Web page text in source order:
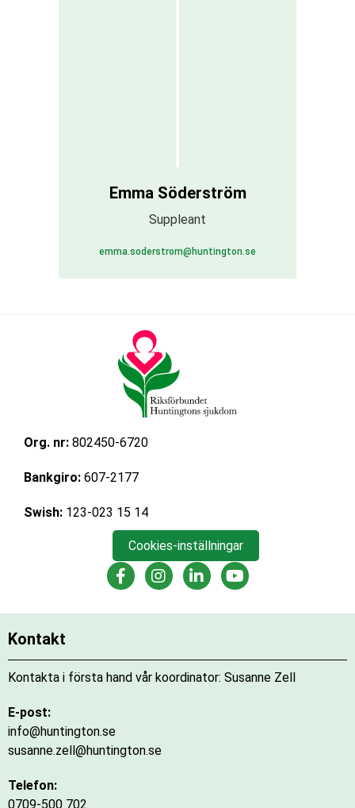
Emma Söderström
Suppleant
emma.soderstrom@huntington.se
Org. nr: 802450-6720
Bankgiro: 607-2177
Swish: 123-023 15 14
Cookies-inställningar
RHS FacebookRHS InstagramRHS LinkedInRHS Youtube
Kontakt
Kontakta i första hand vår koordinator: Susanne Zell
E-post:
info@huntington.se
susanne.zell@huntington.se
Telefon:
0709-500 702